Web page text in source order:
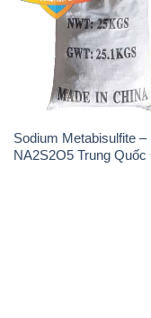
Sodium Metabisulfite –
NA2S2O5 Trung Quốc